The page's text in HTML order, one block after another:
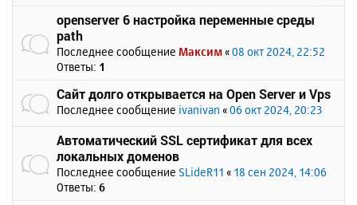
openserver 6 настройка переменные среды
path
Последнее сообщение Максим «08 окт 2024, 22:52
Ответы: 1
Сайт долго открывается на Open Server и Vps
Последнее сообщение ivanivan «06 окт 2024, 20:23
Автоматический SSL сертификат для всех
локальных доменов
Последнее сообщение SLideR11 « 18 сен 2024, 14:06
Ответы: 6